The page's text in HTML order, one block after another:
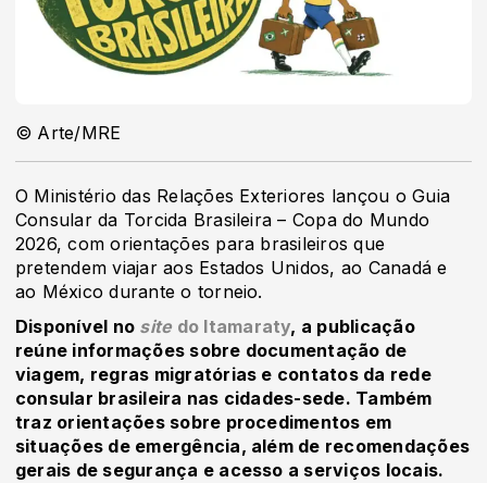
© Arte/MRE
O Ministério das Relações Exteriores lançou o Guia
Consular da Torcida Brasileira – Copa do Mundo
2026, com orientações para brasileiros que
pretendem viajar aos Estados Unidos, ao Canadá e
ao México durante o torneio.
Disponível no site do Itamaraty, a publicação
reúne informações sobre documentação de
viagem, regras migratórias e contatos da rede
consular brasileira nas cidades-sede. Também
traz orientações sobre procedimentos em
situações de emergência, além de recomendações
gerais de segurança e acesso a serviços locais.